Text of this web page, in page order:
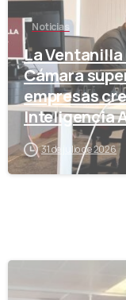
Noticias
La
Cámara
empresas
Inteligencia
31 de julio de 2026